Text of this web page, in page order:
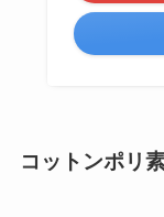
コットンポリ